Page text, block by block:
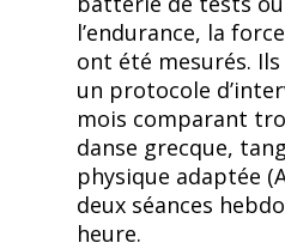
l’endurance, la
ont été mesurés.
un protocole
mois comparant
danse grecque,
physique adaptée
deux séances
heure.